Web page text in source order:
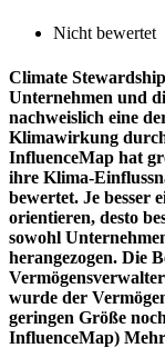
Nicht bewertet
Climate Stewardship
Unternehmen und
nachweislich eine
Klimawirkung
InfluenceMap hat
ihre Klima-
bewertet. Je besser
orientieren, desto
sowohl
herangezogen. Die
wurde der
geringen Größe
InfluenceMap)